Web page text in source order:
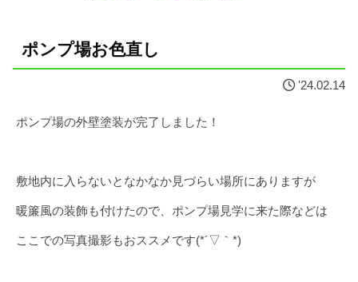
ポンプ場お色直し
'24.02.14
ポンプ場の外壁塗装が完了しました！
敷地内に入らないとなかなか見づらい場所にありますが
暖簾風の装飾も付けたので、ポンプ場見学に来た際などは
ここでの写真撮影もおススメです(*´▽｀*)